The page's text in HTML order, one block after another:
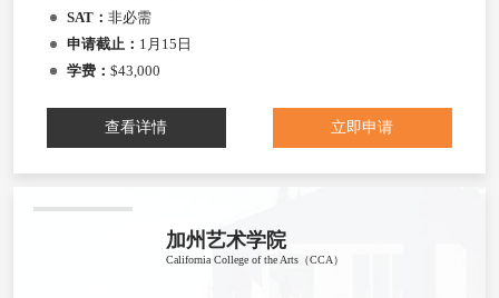
SAT： 非必需
申请截止： 1月15日
学费： $43,000
查看详情 立即申请
加州艺术学院
California College of the Arts（CCA）